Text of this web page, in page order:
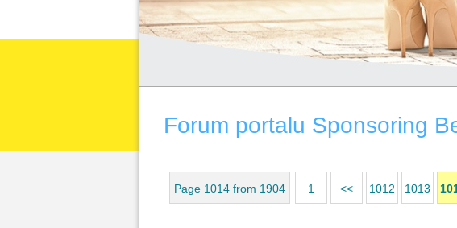
Forum portalu Sponsoring
Page 1014 from 1904 1 << 1012 1013